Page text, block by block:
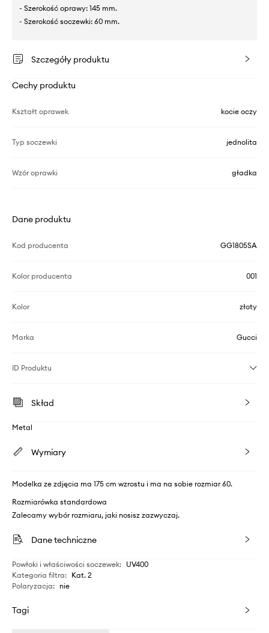
- Szerokość oprawy: 145 mm.
- Szerokość soczewki: 60 mm.
Szczegóły produktu
Cechy produktu
Kształt oprawek kocie oczy
Typ soczewki jednolita
Wzór oprawki gładka
Dane produktu
Kod producenta GG1805SA
Kolor producenta 001
Kolor złoty
Marka Gucci
ID Produktu
Skład
Metal
Wymiary
Modelka ze zdjęcia ma 175 cm wzrostu i ma na sobie rozmiar 60.
Rozmiarówka standardowa
Zalecamy wybór rozmiaru, jaki nosisz zazwyczaj.
Dane techniczne
Powłoki i właściwości soczewek: UV400
Kategoria filtra: Kat. 2
Polaryzacja: nie
Tagi